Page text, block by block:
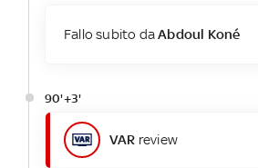
Fallo subito daAbdoul Koné
90'+3'
VAR review